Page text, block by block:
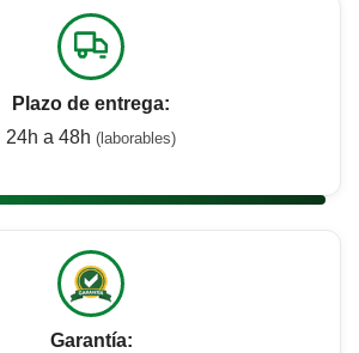
Plazo de entrega:
24h a 48h (laborables)
Garantía: